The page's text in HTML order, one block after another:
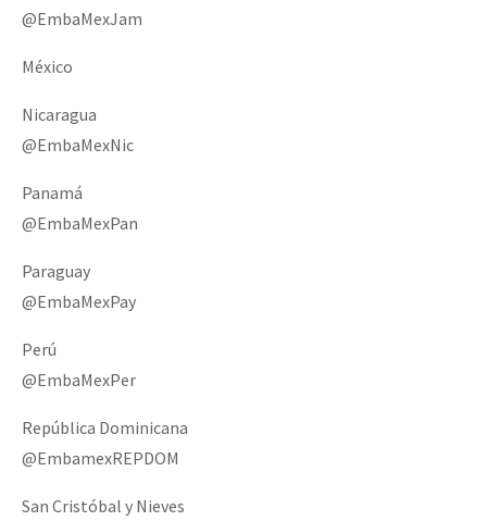
@EmbaMexJam
México
Nicaragua
@EmbaMexNic
Panamá
@EmbaMexPan
Paraguay
@EmbaMexPay
Perú
@EmbaMexPer
República Dominicana
@EmbamexREPDOM
San Cristóbal y Nieves